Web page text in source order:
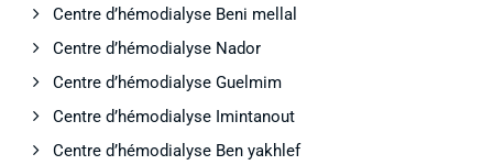
Centre d’hémodialyse Beni mellal
Centre d’hémodialyse Nador
Centre d’hémodialyse Guelmim
Centre d’hémodialyse Imintanout
Centre d’hémodialyse Ben yakhlef